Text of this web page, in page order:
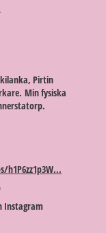
.
Pirtin
Min fysiska
Instagram